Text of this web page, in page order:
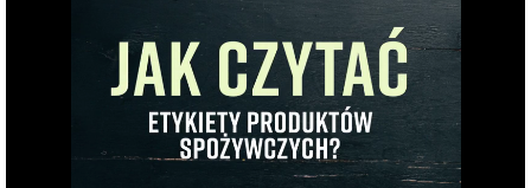
Pozostałe (10%)
27.7%